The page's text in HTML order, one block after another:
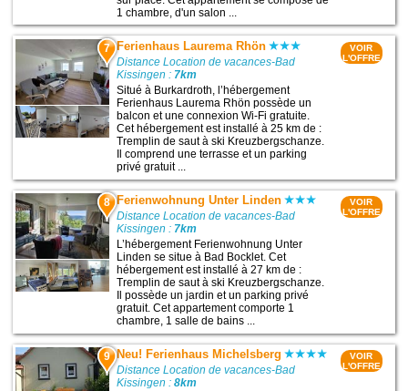
1 chambre, d'un salon ...
7 Ferienhaus Laurema Rhön
Distance Location de vacances-Bad
Kissingen : 7km
Situé à Burkardroth, l’hébergement
Ferienhaus Laurema Rhön possède un
balcon et une connexion Wi-Fi gratuite.
Cet hébergement est installé à 25 km de :
Tremplin de saut à ski Kreuzbergschanze.
Il comprend une terrasse et un parking
privé gratuit ...
VOIR
L'OFFRE
8 Ferienwohnung Unter Linden
Distance Location de vacances-Bad
Kissingen : 7km
L’hébergement Ferienwohnung Unter
Linden se situe à Bad Bocklet. Cet
hébergement est installé à 27 km de :
Tremplin de saut à ski Kreuzbergschanze.
Il possède un jardin et un parking privé
gratuit. Cet appartement comporte 1
chambre, 1 salle de bains ...
VOIR
L'OFFRE
9 Neu! Ferienhaus Michelsberg
Distance Location de vacances-Bad
Kissingen :8km
VOIR
L'OFFRE